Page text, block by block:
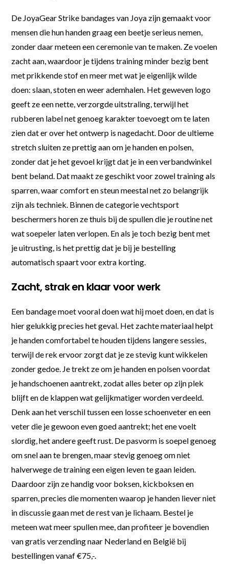
De JoyaGear Strike bandages van Joya zijn gemaakt voor
mensen die hun handen graag een beetje serieus nemen,
zonder daar meteen een ceremonie van te maken. Ze voelen
zacht aan, waardoor je tijdens training minder bezig bent
met prikkende stof en meer met wat je eigenlijk wilde
doen: slaan, stoten en weer ademhalen. Het geweven logo
geeft ze een nette, verzorgde uitstraling, terwijl het
rubberen label net genoeg karakter toevoegt om te laten
zien dat er over het ontwerp is nagedacht. Door de ultieme
stretch sluiten ze prettig aan om je handen en polsen,
zonder dat je het gevoel krijgt dat je in een verbandwinkel
bent beland. Dat maakt ze geschikt voor zowel training als
sparren, waar comfort en steun meestal net zo belangrijk
zijn als techniek. Binnen de categorie vechtsport
beschermers horen ze thuis bij de spullen die je routine net
wat soepeler laten verlopen. En als je toch bezig bent met
je uitrusting, is het prettig dat je bij je bestelling
automatisch spaart voor extra korting.
Zacht, strak en klaar voor werk
Een bandage moet vooral doen wat hij moet doen, en dat is
hier gelukkig precies het geval. Het zachte materiaal helpt
je handen comfortabel te houden tijdens langere sessies,
terwijl de rek ervoor zorgt dat je ze stevig kunt wikkelen
zonder gedoe. Je trekt ze om je handen en polsen voordat
je handschoenen aantrekt, zodat alles beter op zijn plek
blijft en de klappen wat gelijkmatiger worden verdeeld.
Denk aan het verschil tussen een losse schoenveter en een
veter die je gewoon even goed aantrekt; het ene voelt
slordig, het andere geeft rust. De pasvorm is soepel genoeg
om snel aan te brengen, maar stevig genoeg om niet
halverwege de training een eigen leven te gaan leiden.
Daardoor zijn ze handig voor boksen, kickboksen en
sparren, precies die momenten waarop je handen liever niet
in discussie gaan met de rest van je lichaam. Bestel je
meteen wat meer spullen mee, dan profiteer je bovendien
van gratis verzending naar Nederland en België bij
bestellingen vanaf €75,-.